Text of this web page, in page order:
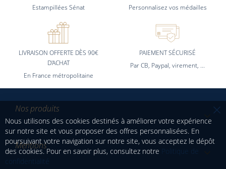
Estampillées Sénat
Personnalisez vos médailles
LIVRAISON OFFERTE DÈS 90€
D'ACHAT
En France métropolitaine
PAIEMENT SÉCURISÉ
Par CB, Paypal, virement, ...
Nos produits
Mentions
Nous utilisons des cookies destinés à améliorer votre expérience
sur notre site et vous proposer des offres personnalisées. En
poursuivant votre navigation sur notre site, vous acceptez le dépôt
des cookies. Pour en savoir plus, consultez notre
Politique de
confidentialité